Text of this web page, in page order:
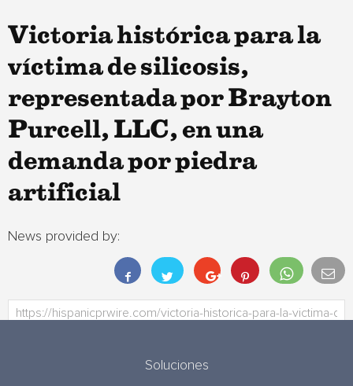
Victoria histórica para la
víctima de silicosis,
representada por Brayton
Purcell, LLC, en una
demanda por piedra
artificial
News provided by:
Soluciones